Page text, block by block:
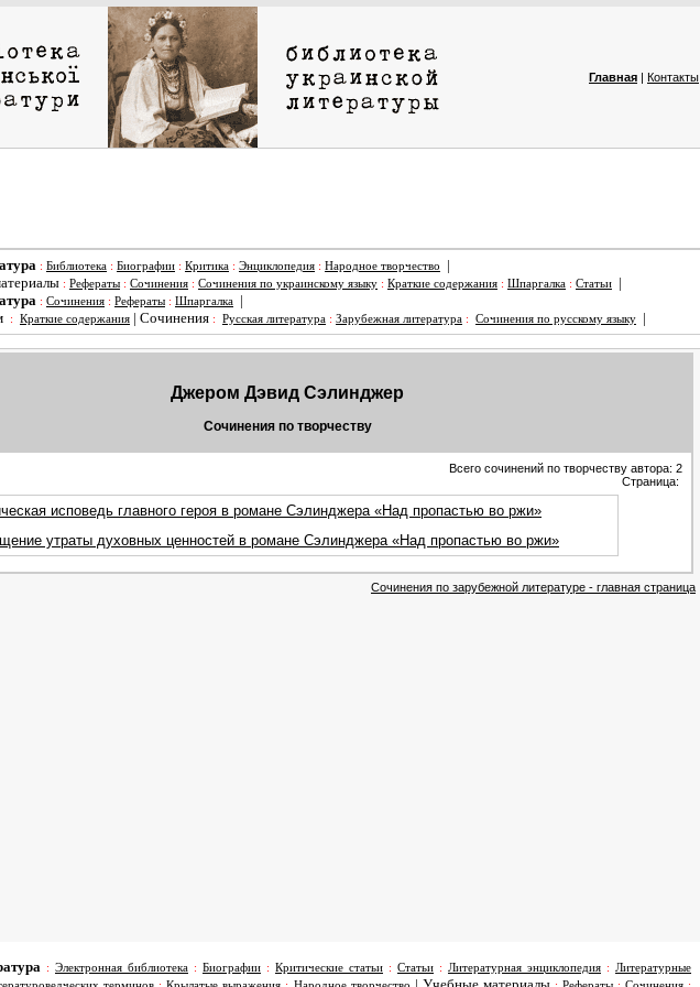
Главная | Контакты
: Библиотека : Биографии : Критика : Энциклопедия : Народное творчество
|
: Рефераты : Сочинения : Сочинения по украинскому языку : Краткие содержания : Шпаргалка : Статьи
|
: Сочинения : Рефераты : Шпаргалка
|
: Краткие содержания | Сочинения : Русская литература : Зарубежная литература : Сочинения по русскому языку |
Джером Дэвид Сэлинджер
Сочинения по творчеству
Всего сочинений по творчеству автора: 2
Страница:
исповедь главного героя в романе Сэлинджера «Над пропастью во ржи»
утраты духовных ценностей в романе Сэлинджера «Над пропастью во ржи»
Сочинения по зарубежной литературе - главная страница
: Электронная библиотека : Биографии : Критические статьи : Статьи : Литературная энциклопедия : Литературные